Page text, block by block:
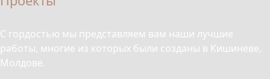
С гордостью мы представляем вам наши лучшие
работы, многие из которых были созданы в Кишиневе,
Молдове.